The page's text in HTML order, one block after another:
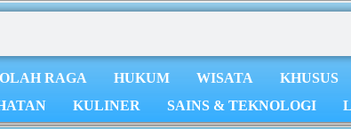
OLAH RAGA HUKUM WISATA KHUSUS
KULINER SAINS & TEKNOLOGI